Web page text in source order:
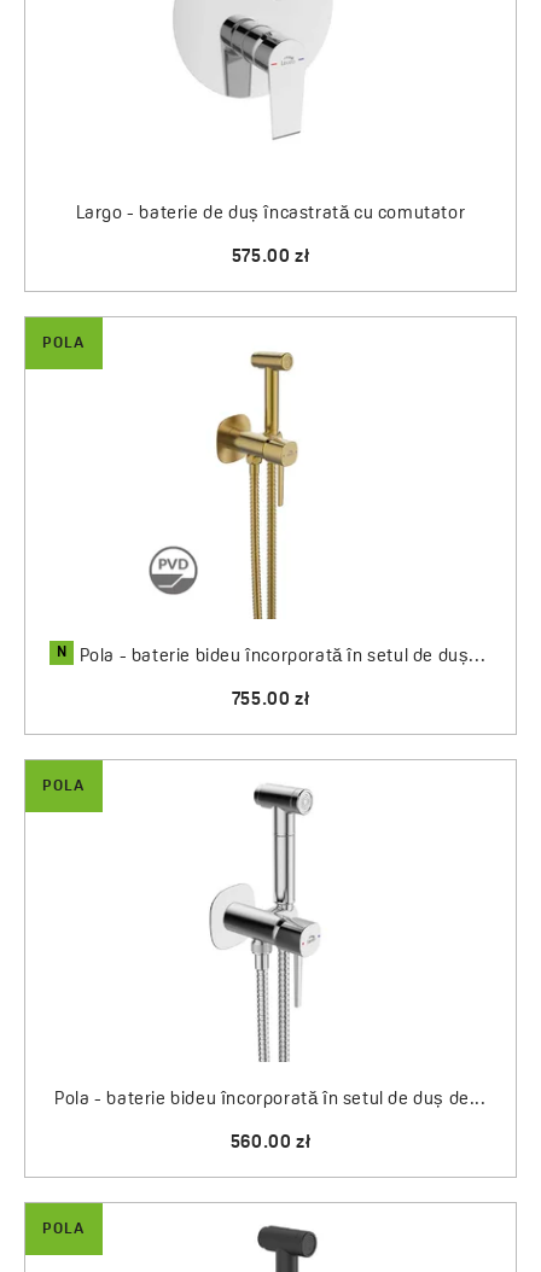
Largo - baterie de duș încastrată cu comutator
575.00 zł
POLA
N Pola - baterie bideu încorporată în setul de duș...
755.00 zł
POLA
Pola - baterie bideu încorporată în setul de duș de...
560.00 zł
POLA